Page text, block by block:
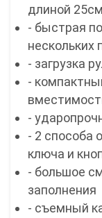
длиной
- быстрая
нескольких
- загрузка
-
-
- 2 способа
ключа и
- большое
заполнения
- съемный